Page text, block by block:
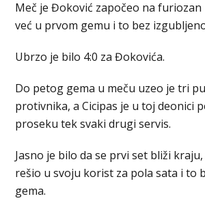
Meč je Đoković započeo na
već u prvom gemu i to bez
Ubrzo je bilo 4:0 za Đokovića.
Do petog gema u meču uzeo je tri
protivnika, a Cicipas je u toj deonici
proseku tek svaki drugi servis.
Jasno je bilo da se prvi set bliži
rešio u svoju korist za pola sata i to
gema.